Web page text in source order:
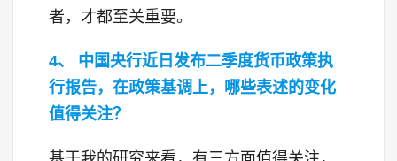
者，才都至关重要。
4、 中国央行近日发布二季度货币政策执
行报告，在政策基调上，哪些表述的变化
值得关注？